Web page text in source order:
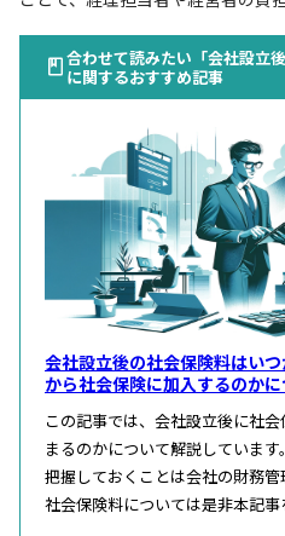
合わせて読みたい「会社設立
に関するおすすめ記事
会社設立後の社会保険料はい
から社会保険に加入するのかに
この記事では、会社設立後に社
まるのかについて解説していま
把握しておくことは会社の財務管
社会保険料については是非本記事